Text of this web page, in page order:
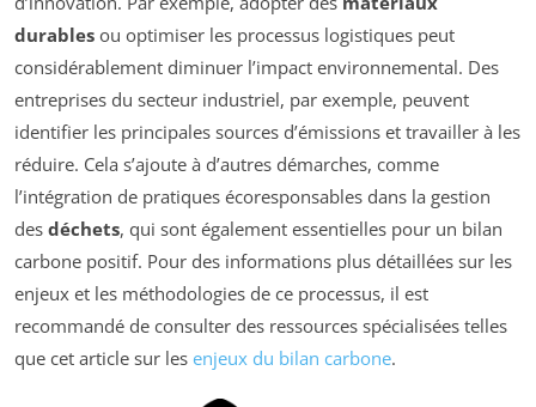
durables ou optimiser les processus logistiques peut
considérablement diminuer l’impact environnemental. Des
entreprises du secteur industriel, par exemple, peuvent
identifier les principales sources d’émissions et travailler à les
réduire. Cela s’ajoute à d’autres démarches, comme
l’intégration de pratiques écoresponsables dans la gestion
des déchets, qui sont également essentielles pour un bilan
carbone positif. Pour des informations plus détaillées sur les
enjeux et les méthodologies de ce processus, il est
recommandé de consulter des ressources spécialisées telles
que cet article sur les enjeux du bilan carbone.